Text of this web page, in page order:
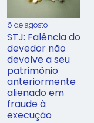
6 de agosto
STJ: Falência do
devedor não
devolve a seu
patrimônio
anteriormente
alienado em
fraude à
execução